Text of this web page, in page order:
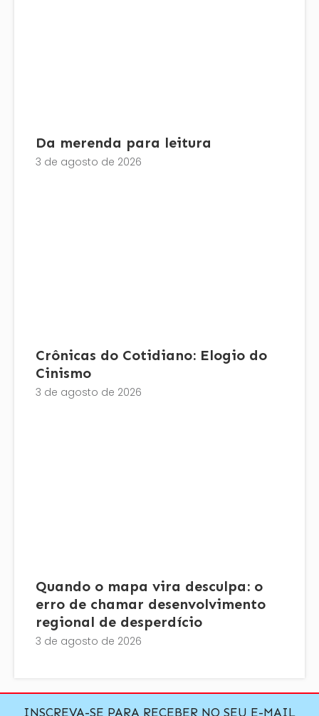
Da merenda para leitura
3 de agosto de 2026
Crônicas do Cotidiano: Elogio do
Cinismo
3 de agosto de 2026
Quando o mapa vira desculpa: o
erro de chamar desenvolvimento
regional de desperdício
3 de agosto de 2026
INSCREVA-SE PARA RECEBER NO SEU E-MAIL